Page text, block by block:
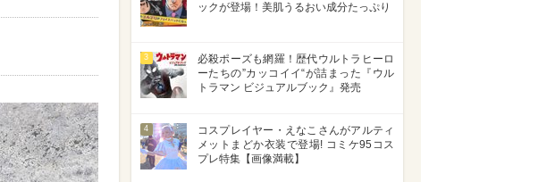
ックが登場！美肌うるおい成分たっぷり
3
必殺ポーズも網羅！歴代ウルトラヒーロ
ーたちの”カッコイイ“が詰まった『ウル
トラマン ビジュアルブック』発売
4
コスプレイヤー・えなこさんがアルティ
メットまどか衣装で登場! コミケ95コス
プレ特集【画像満載】